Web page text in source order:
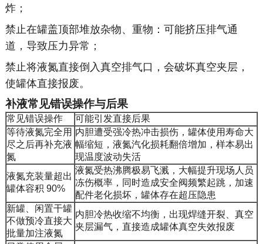
炸；
禁止在罐盖顶部堆放杂物、重物：可能挤压排气通
道，导致压力异常；
禁止将液氮直接倒入真空排气口，会破坏真空夹层，
使罐体直接报废。
补液常见错误操作与后果
常见错误操作
可能引发直接后果
等待液氮完全用
尽之后再补充液
氮
内胆遭受强冷热冲击损伤，罐体使用寿命大
幅缩短，液氮汽化损耗翻倍增加，样本易出
现温度波动失活
液氮充装量超出
罐体容积 90%
液氮受热沸腾极易飞溅，大幅提升现场人员
冻伤概率，同时造成安全阀频繁起跳，加速
配件老化损坏，罐体存在超压隐患
新罐、闲置干罐
不做预冷直接大
批量加注液氮
内胆冷热收缩不均衡，出现焊缝开裂、真空
夹层漏气，直接造成罐体真空失效报废